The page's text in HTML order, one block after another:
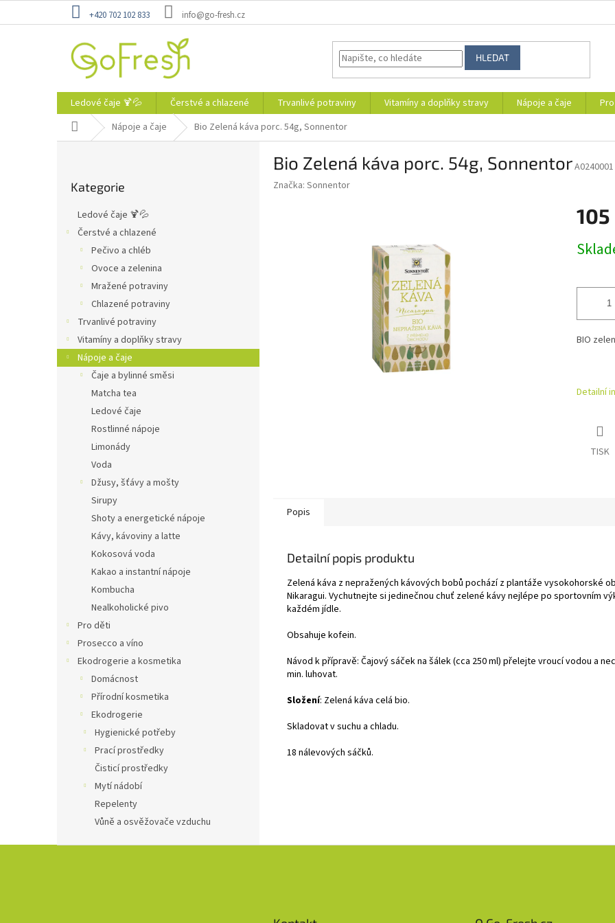
+420 702 102 833 info@go-fresh.cz
HLEDAT
Ledové čaje 🍹💦 Čerstvé a chlazené Trvanlivé potraviny Vitamíny a doplňky stravy Nápoje a čaje
Domů Nápoje a čaje Bio Zelená káva porc. 54g, Sonnentor
l
kategorie
Kategorie
Ledové čaje 🍹💦
Čerstvé a chlazené
Pečivo a chléb
Ovoce a zelenina
Mražené potraviny
Chlazené potraviny
Trvanlivé potraviny
Vitamíny a doplňky stravy
Nápoje a čaje
Čaje a bylinné směsi
Matcha tea
Ledové čaje
Rostlinné nápoje
Limonády
Voda
Džusy, šťávy a mošty
Sirupy
Shoty a energetické nápoje
Kávy, kávoviny a latte
Kokosová voda
Kakao a instantní nápoje
Kombucha
Nealkoholické pivo
Pro děti
Prosecco a víno
Ekodrogerie a kosmetika
Domácnost
Přírodní kosmetika
Ekodrogerie
Hygienické potřeby
Prací prostředky
Čisticí prostředky
Mytí nádobí
Repelenty
Vůně a osvěžovače vzduchu
Bio Zelená káva porc. 54g, SonnentorA0240001
Značka: Sonnentor
105
cena:
BIO
Detailní
TISK
Popis
Detailní popis produktu
Zelená káva z nepražených kávových bobů pochází z plantáže vysokohorské
Nikaragui. Vychutnejte si jedinečnou chuť zelené kávy nejlépe po sportovním
každém jídle.
Obsahuje kofein.
Návod k přípravě: Čajový sáček na šálek (cca 250 ml) přelejte vroucí vodou a
min. luhovat.
Složení: Zelená káva celá bio.
Skladovat v suchu a chladu.
18 nálevových sáčků.